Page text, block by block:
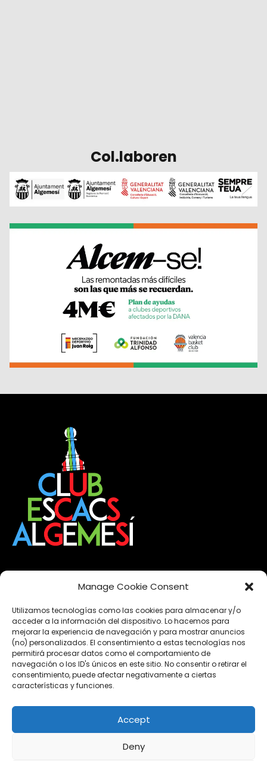
Manage Cookie Consent
Utilizamos tecnologías como las cookies para almacenar y/o
acceder a la información del dispositivo. Lo hacemos para
mejorar la experiencia de navegación y para mostrar anuncios
(no) personalizados. El consentimiento a estas tecnologías nos
permitirá procesar datos como el comportamiento de
navegación o los ID's únicos en este sitio. No consentir o retirar el
consentimiento, puede afectar negativamente a ciertas
características y funciones.
Accept
Deny
Col.laboren
2025
2024(22)
2023(13)
2022(15)
2021(12)
Esdeveniments
Noticies